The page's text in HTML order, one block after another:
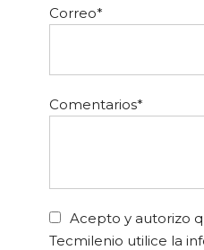
Correo*
Comentarios*
Acepto y autorizo
Tecmilenio utilice la